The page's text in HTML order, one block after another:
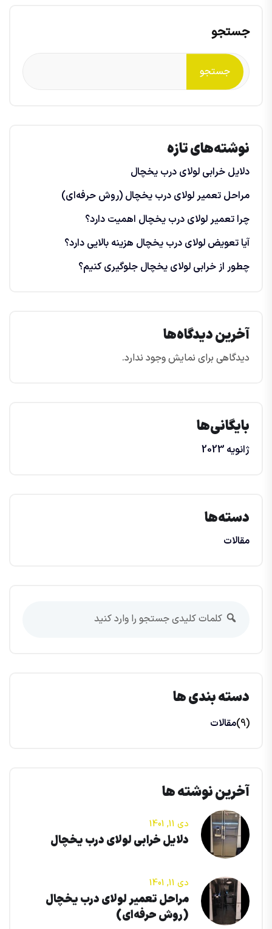
جستجو
جستجو
نوشته‌های تازه
دلایل خرابی لولای درب یخچال
مراحل تعمیر لولای درب یخچال (روش حرفه‌ای)
چرا تعمیر لولای درب یخچال اهمیت دارد؟
آیا تعویض لولای درب یخچال هزینه بالایی دارد؟
چطور از خرابی لولای یخچال جلوگیری کنیم؟
آخرین دیدگاه‌ها
دیدگاهی برای نمایش وجود ندارد.
بایگانی‌ها
ژانویه 2023
دسته‌ها
مقالات
دسته بندی ها
مقالات (9)
آخرین نوشته ها
دی 11, 1401
دلایل خرابی لولای درب یخچال
دی 11, 1401
مراحل تعمیر لولای درب یخچال
(روش حرفه‌ای)